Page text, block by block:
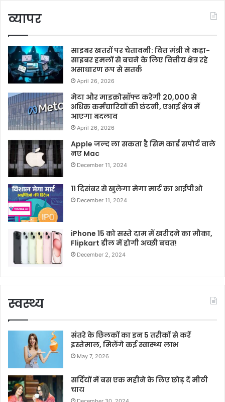
व्यापर
साइबर खतरों पर चेतावनी: वित्त मंत्री ने कहा-
साइबर हमलों से बचने के लिए वित्तीय क्षेत्र रहे
असाधारण रूप से सतर्क
April 26, 2026
मेटा और माइक्रोसॉफ्ट करेगी 20,000 से
अधिक कर्मचारियों की छंटनी, एआई क्षेत्र में
आएगा बदलाव
April 26, 2026
Apple जल्द ला सकता है सिम कार्ड सपोर्ट वाले
नए Mac
December 11, 2024
11 दिसंबर से खुलेगा मेगा मार्ट का आईपीओ
December 11, 2024
iPhone 15 को सस्ते दाम में खरीदने का मौका,
Flipkart डील में होगी अच्छी बचत!
December 2, 2024
स्वस्थ्य
संतरे के छिलकों का इन 5 तरीकों से करें
इस्तेमाल, मिलेंगे कई स्वास्थ्य लाभ
May 7, 2026
सर्दियों में बस एक महीने के लिए छोड़ दें मीठी
चाय